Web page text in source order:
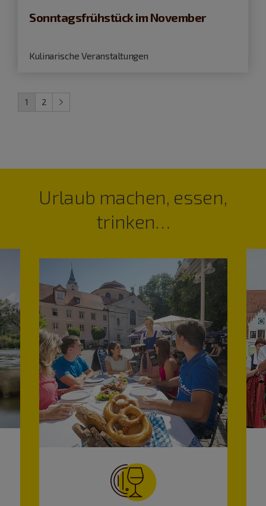
Sonntagsfrühstück im November
Kulinarische Veranstaltungen
1 2
Urlaub machen, essen,
trinken…